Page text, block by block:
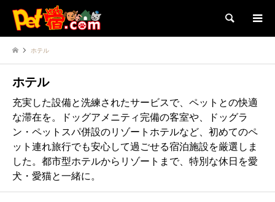
検索
ホテル
ホテル
充実した設備と洗練されたサービスで、ペットとの快適
な滞在を。ドッグアメニティ完備の客室や、ドッグラ
ン・ペットスパ併設のリゾートホテルなど、初めてのペ
ット連れ旅行でも安心して過ごせる宿泊施設を厳選しま
した。都市型ホテルからリゾートまで、特別な休日を愛
犬・愛猫と一緒に。